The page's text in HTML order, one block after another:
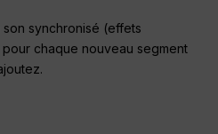
synchronisé (effets
chaque nouveau segment